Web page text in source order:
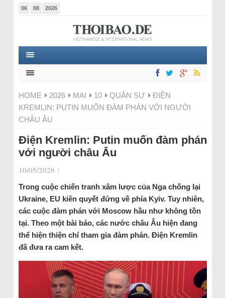
06 08 2026
HOME 2026 MAI 10 QUÂN SỰ
ĐIỆN
KREMLIN: PUTIN MUỐN ĐÀM PHÁN VỚI NGƯỜI
CHÂU ÂU
Điện Kremlin: Putin muốn đàm phán
với người châu Âu
10/05/2026 |
Trong cuộc chiến tranh xâm lược của Nga chống lại
Ukraine, EU kiên quyết đứng về phía Kyiv. Tuy nhiên,
các cuộc đàm phán với Moscow hầu như không tồn
tại. Theo một bài báo, các nước châu Âu hiện đang
thể hiện thiện chí tham gia đàm phán. Điện Kremlin
đã đưa ra cam kết.